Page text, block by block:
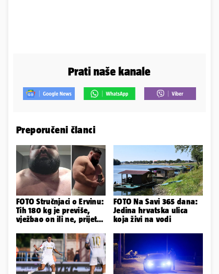
Prati naše kanale
Preporučeni članci
FOTO Stručnjaci o Ervinu:
Tih 180 kg je previše,
vježbao on ili ne, prijete
FOTO Na Savi 365 dana:
Jedina hrvatska ulica
koja živi na vodi